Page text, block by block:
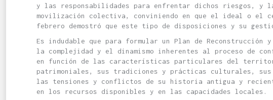
y las responsabilidades para enfrentar dichos riesgos,
movilización colectiva, conviniendo en que el ideal o el
febrero demostró que este tipo de disposiciones y su
Es indudable que para formular un Plan de
la complejidad y el dinamismo inherentes al proceso de
en función de las características particulares del
patrimoniales, sus tradiciones y prácticas culturales, sus
las tensiones y conflictos de su historia antigua y
en los recursos disponibles y en las capacidades locales.